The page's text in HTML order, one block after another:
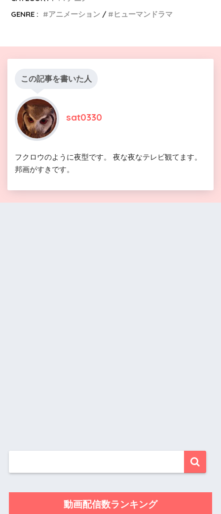
GENRE :
アニメーション ヒューマンドラマ
この記事を書いた人
sat0330
フクロウのように夜型です。 夜な夜なテレビ観てます。
邦画がすきです。
動画配信数ランキング